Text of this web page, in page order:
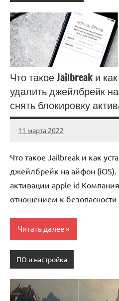
Что такое Jailbreak и
удалить джейлбрейк
снять блокировку
11 марта 2022
immo_navi_ru
Нет
Что такое Jailbreak и как
джейлбрейк на айфон (iOS).
активации apple id
отношением к
Читать далее
ПО и настройка